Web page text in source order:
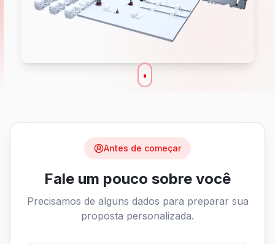
Antes de começar
Fale um pouco sobre você
Precisamos de alguns dados para preparar sua
proposta personalizada.